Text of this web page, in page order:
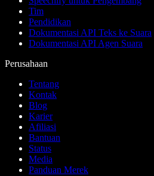
Tim
Pendidikan
Dokumentasi API Teks ke Suara
Dokumentasi API Agen Suara
Perusahaan
Tentang
Kontak
Blog
Karier
Afiliasi
Bantuan
Status
Media
Panduan Merek